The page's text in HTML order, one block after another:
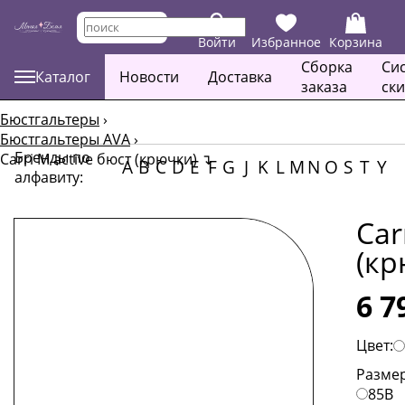
Войти Избранное Корзина
Каталог Новости Доставка
Сборка
заказа
Бюстгальтеры ›
Бюстгальтеры AVA›
Carri M active бюст (крючки) ↴
Бренды по
алфавиту:
A B C D E F G J K L MN O S T Y
6
Цвет:
85B